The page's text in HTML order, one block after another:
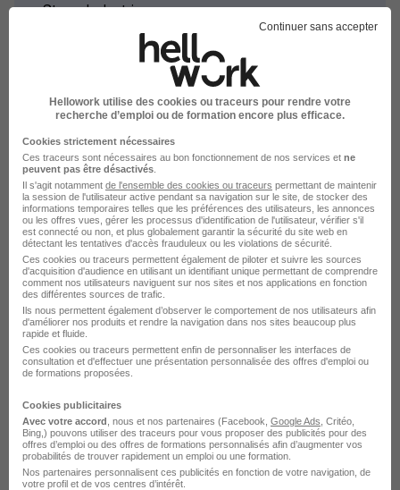
Stage Industrie
Intérim Industrie
Alternance par domaine à
Coteaux du Lizon
Alternance Coteaux du Lizon Production
Alternance par métier dans le
domaine Industrie à Coteaux du
Lizon
Alternance Coteaux du Lizon Préparateur
peinture
Continuer sans accepter
Hellowork utilise des cookies ou traceurs pour rendre votre
recherche d’emploi ou de formation encore plus efficace.
Cookies strictement nécessaires
Ces traceurs sont nécessaires au bon fonctionnement de nos services et ne
peuvent pas être désactivés
Il s'agit notamment de l'ensemble des cookies ou traceurs permettant de maintenir
la session de l'utilisateur active pendant sa navigation sur le site, de stocker des
informations temporaires telles que les préférences des utilisateurs, les annonces
ou les offres vues, gérer les processus d'identification de l'utilisateur, vérifier s'il
est connecté ou non, et plus globalement garantir la sécurité du site web en
détectant les tentatives d'accès frauduleux ou les violations de sécurité.
Ces cookies ou traceurs permettent également de piloter et suivre les sources
d'acquisition d'audience en utilisant un identifiant unique permettant de comprendre
comment nos utilisateurs naviguent sur nos sites et nos applications en fonction
des différentes sources de trafic.
Ils nous permettent également d’observer le comportement de nos utilisateurs afin
d'améliorer nos produits et rendre la navigation dans nos sites beaucoup plus
rapide et fluide.
Ces cookies ou traceurs permettent enfin de personnaliser les interfaces de
consultation et d'effectuer une présentation personnalisée des offres d'emploi ou
de formations proposées.
Cookies publicitaires
Avec votre accord , nous et nos partenaires (Facebook, Google Ads , Critéo,
Bing,) pouvons utiliser des traceurs pour vous proposer des publicités pour des
offres d’emploi ou des offres de formations personnalisés afin d’augmenter vos
probabilités de trouver rapidement un emploi ou une formation.
Nos partenaires personnalisent ces publicités en fonction de votre navigation, de
votre profil et de vos centres d’intérêt.